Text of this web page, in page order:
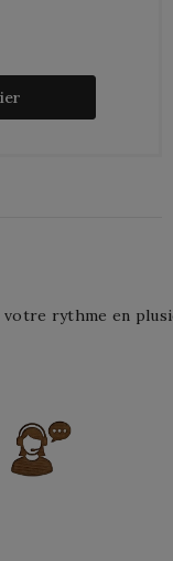
votre rythme en